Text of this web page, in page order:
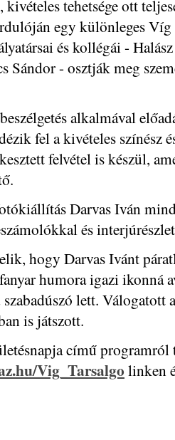
tehetsége ott
egy különleges
és kollégái -
Sándor - osztják meg
alkalmával
fel a kivételes színész
felvétel is készül,
Darvas Iván
és
hogy Darvas Ivánt
humora igazi ikonná
lett. Válogatott
is játszott.
című
Vig_Tarsalgo linken